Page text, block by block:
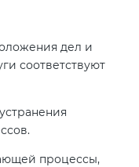
дел и
соответствуют
процессы,